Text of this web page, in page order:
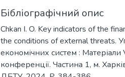
Бібліографічний опис
Chkan І. O. Key indicators of the
the conditions of external threats.
економічних систем :
конференції. Частина 1, м.